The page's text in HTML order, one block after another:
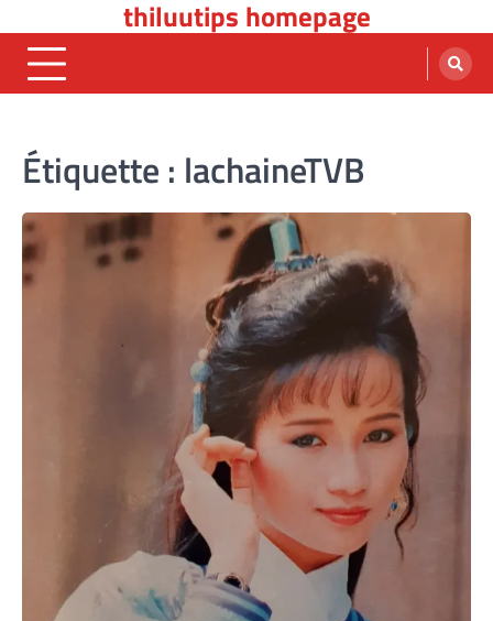
to
content
thiluutips homepage
Étiquette : lachaineTVB